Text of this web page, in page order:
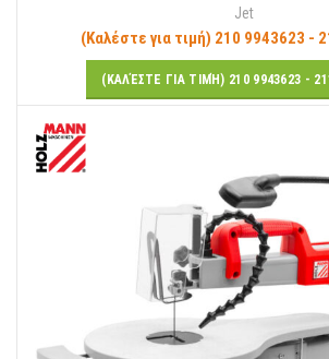
Jet
(Καλέστε για τιμή) 210 9943623 -
(ΚΑΛΈΣΤΕ ΓΙΑ ΤΙΜΉ) 210 9943623 -